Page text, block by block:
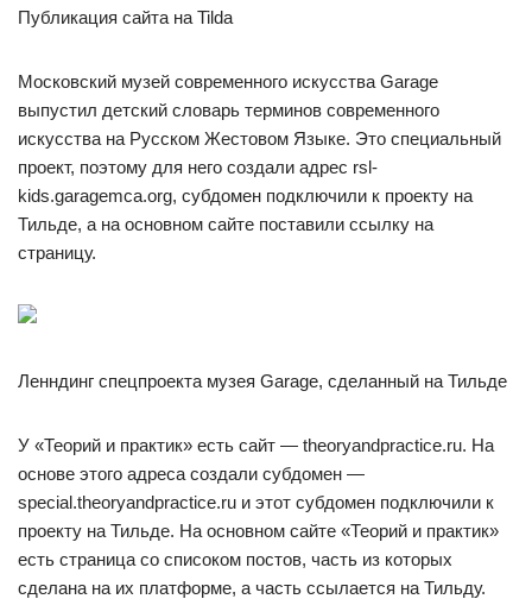
Публикация сайта на Tilda
Московский музей современного искусства Garage
выпустил детский словарь терминов современного
искусства на Русском Жестовом Языке. Это специальный
проект, поэтому для него создали адрес rsl-
kids.garagemca.org, субдомен подключили к проекту на
Тильде, а на основном сайте поставили ссылку на
страницу.
Ленндинг спецпроекта музея Garage, сделанный на Тильде
У «Теорий и практик» есть сайт — theoryandpractice.ru. На
основе этого адреса создали субдомен —
special.theoryandpractice.ru и этот субдомен подключили к
проекту на Тильде. На основном сайте «Теорий и практик»
есть страница со списоком постов, часть из которых
сделана на их платформе, а часть ссылается на Тильду.